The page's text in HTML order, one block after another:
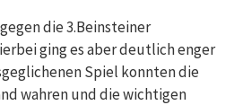
die 3.Beinsteiner
ging es aber deutlich enger
Spiel konnten die
wahren und die wichtigen